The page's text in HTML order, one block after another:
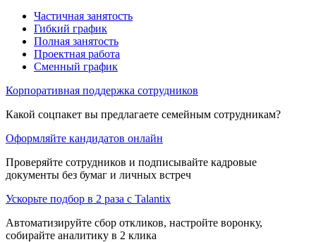
Частичная занятость
Гибкий график
Полная занятость
Проектная работа
Сменный график
Корпоративная поддержка сотрудников
Какой соцпакет вы предлагаете семейным сотрудникам?
Оформляйте кандидатов онлайн
Проверяйте сотрудников и подписывайте кадровые
документы без бумаг и личных встреч
Ускорьте подбор в 2 раза с Talantix
Автоматизируйте сбор откликов, настройте воронку,
собирайте аналитику в 2 клика